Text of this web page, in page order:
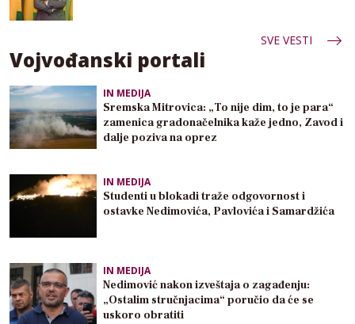
SVE VESTI
Vojvođanski portali
IN MEDIJA
Sremska Mitrovica: „To nije dim, to je para“
zamenica gradonačelnika kaže jedno, Zavod i
dalje poziva na oprez
IN MEDIJA
Studenti u blokadi traže odgovornost i
ostavke Nedimovića, Pavlovića i Samardžića
IN MEDIJA
Nedimović nakon izveštaja o zagađenju:
„Ostalim stručnjacima“ poručio da će se
uskoro obratiti